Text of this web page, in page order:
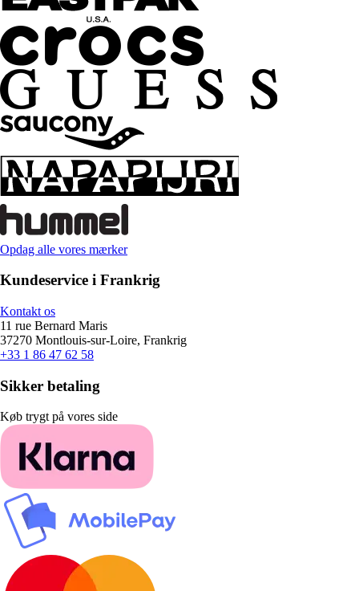
Opdag alle vores mærker
Kundeservice i Frankrig
Kontakt os
11 rue Bernard Maris
37270 Montlouis-sur-Loire, Frankrig
+33 1 86 47 62 58
Sikker betaling
Køb trygt på vores side